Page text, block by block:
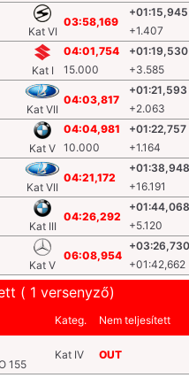
Kat VI
03:58,169
+01:15,945
+1.407
Kat I
04:01,754
15.000
+01:19,530
+3.585
Kat VII
04:03,817
+01:21,593
+2.063
Kat V
04:04,981
10.000
+01:22,757
+1.164
Kat VII
04:21,172
+01:38,948
+16.191
Kat III
04:26,292
+01:44,068
+5.120
Kat V
06:08,954
+03:26,730
+01:42,662
( 1 versenyző)
Kateg. Nem teljesített
155
Kat IV OUT